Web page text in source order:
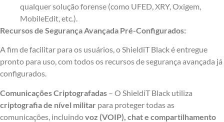
qualquer solução forense (como UFED, XRY, Oxigem,
MobileEdit, etc.).
Recursos de Segurança Avançada Pré-Configurados:
A fim de facilitar para os usuários, o ShieldiT Black é entregue
pronto para uso, com todos os recursos de segurança avançada já
configurados.
Comunicações Criptografadas – O ShieldiT Black utiliza
criptografia de nível militar para proteger todas as
comunicações, incluindovoz (VOIP), chat e compartilhamento